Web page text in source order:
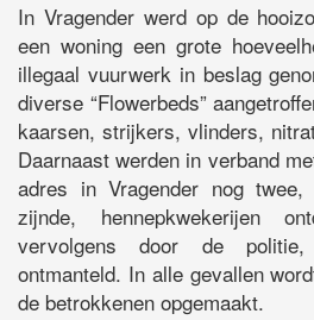
In Vragender werd op de
een woning een grote
illegaal vuurwerk in beslag
diverse “Flowerbeds”
kaarsen, strijkers, vlinders,
Daarnaast werden in verband
adres in Vragender nog
zijnde, hennepkwekerijen
vervolgens door de
ontmanteld. In alle gevallen
de betrokkenen opgemaakt.